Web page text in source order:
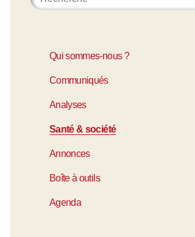
Qui sommes-nous ?
Communiqués
Analyses
Santé & société
Annonces
Boîte à outils
Agenda